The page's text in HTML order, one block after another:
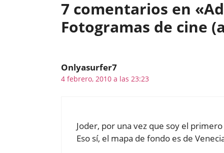
7 comentarios en
Fotogramas de cine
Onlyasurfer7
4 febrero, 2010 a las 23:23
Joder, por una vez que soy el
Eso sí, el mapa de fondo es de